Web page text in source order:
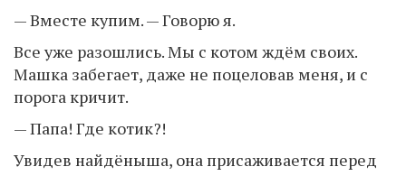
— Вместе купим. — Говорю я.
Все уже разошлись. Мы с котом ждём своих.
Машка забегает, даже не поцеловав меня, и с
порога кричит.
— Папа! Где котик?!
Увидев найдёныша, она присаживается перед